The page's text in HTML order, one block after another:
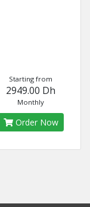
Starting from
2949.00 Dh
Monthly
Order Now